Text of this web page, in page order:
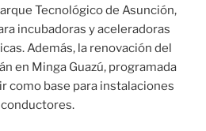
Tecnológico de Asunción,
incubadoras y aceleradoras
Además, la renovación del
en Minga Guazú, programada
como base para instalaciones